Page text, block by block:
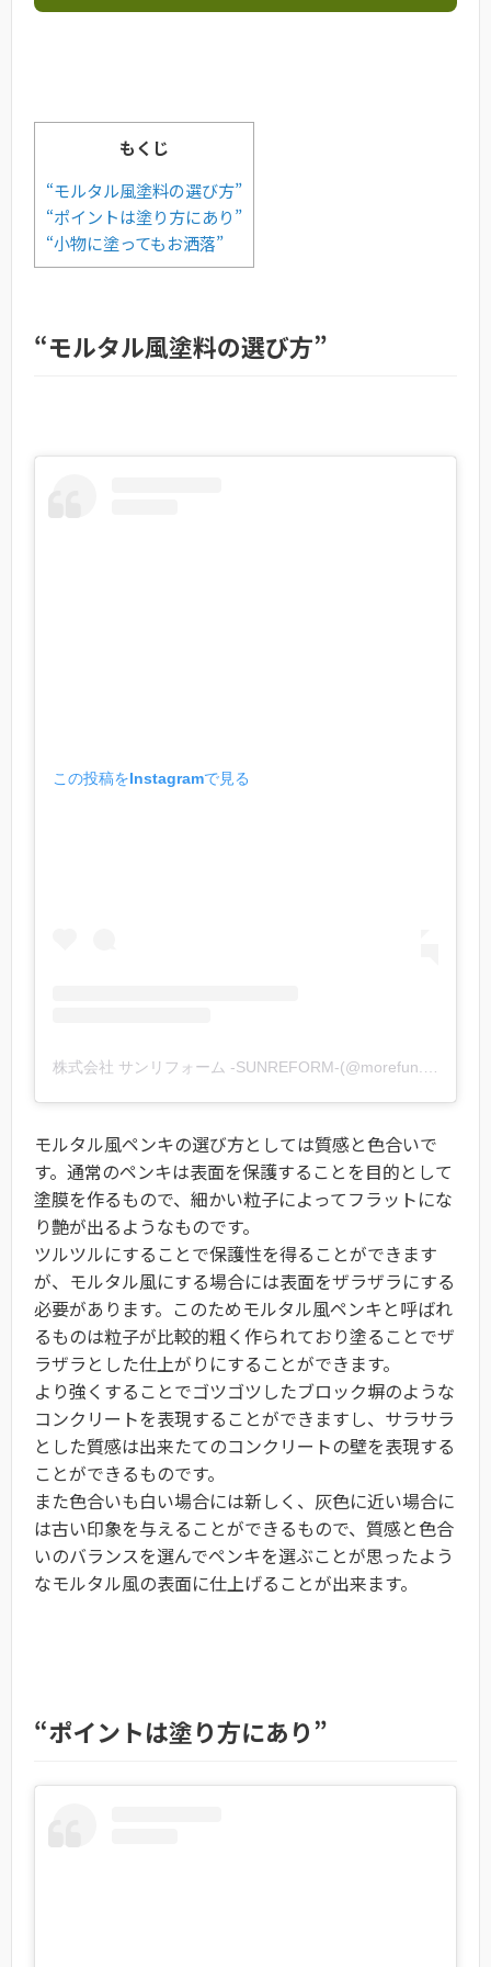
もくじ
“モルタル風塗料の選び方”
“ポイントは塗り方にあり”
“小物に塗ってもお洒落”
“モルタル風塗料の選び方”
この投稿をInstagramで見る
株式会社 サンリフォーム -SUNREFORM-(@morefun.s)がシェアした投稿
モルタル風ペンキの選び方としては質感と色合いで
す。通常のペンキは表面を保護することを目的として
塗膜を作るもので、細かい粒子によってフラットにな
り艶が出るようなものです。
ツルツルにすることで保護性を得ることができます
が、モルタル風にする場合には表面をザラザラにする
必要があります。このためモルタル風ペンキと呼ばれ
るものは粒子が比較的粗く作られており塗ることでザ
ラザラとした仕上がりにすることができます。
より強くすることでゴツゴツしたブロック塀のような
コンクリートを表現することができますし、サラサラ
とした質感は出来たてのコンクリートの壁を表現する
ことができるものです。
また色合いも白い場合には新しく、灰色に近い場合に
は古い印象を与えることができるもので、質感と色合
いのバランスを選んでペンキを選ぶことが思ったよう
なモルタル風の表面に仕上げることが出来ます。
“ポイントは塗り方にあり”